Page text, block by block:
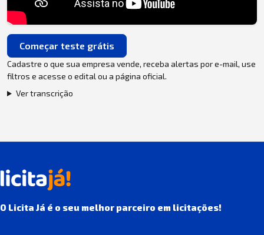
Começar teste grátis
Cadastre o que sua empresa vende, receba alertas por e-mail, use
filtros e acesse o edital ou a página oficial.
Ver transcrição
O Licita Já é o seu melhor parceiro em licitações!